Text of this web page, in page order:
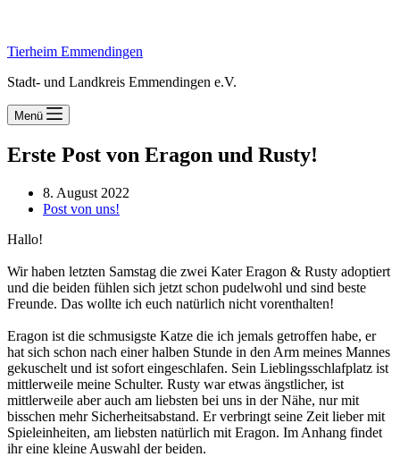
Tierheim Emmendingen
Stadt- und Landkreis Emmendingen e.V.
Menü
Erste Post von Eragon und Rusty!
8. August 2022
Post von uns!
Hallo!
Wir haben letzten Samstag die zwei Kater Eragon & Rusty adoptiert
und die beiden fühlen sich jetzt schon pudelwohl und sind beste
Freunde. Das wollte ich euch natürlich nicht vorenthalten!
Eragon ist die schmusigste Katze die ich jemals getroffen habe, er
hat sich schon nach einer halben Stunde in den Arm meines Mannes
gekuschelt und ist sofort eingeschlafen. Sein Lieblingsschlafplatz ist
mittlerweile meine Schulter. Rusty war etwas ängstlicher, ist
mittlerweile aber auch am liebsten bei uns in der Nähe, nur mit
bisschen mehr Sicherheitsabstand. Er verbringt seine Zeit lieber mit
Spieleinheiten, am liebsten natürlich mit Eragon. Im Anhang findet
ihr eine kleine Auswahl der beiden.